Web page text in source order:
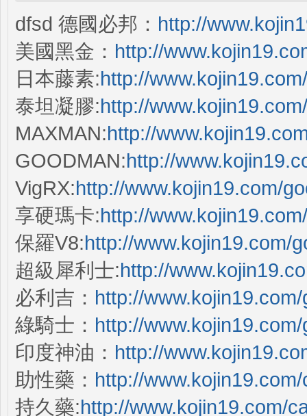
dfsd 德國必邦： http://
美國黑金： http://
日本藤素:http://
泰坦凝膠:http://
MAXMAN:http://
GOODMAN:http://
VigRX:http://www.kojin19.com/
享硬瑪卡:http://
保羅V8:http://www.kojin19.com/
超級犀利士:http://
必利吉： http://
綠騎士： http://
印度神油： http://
助性藥： http://
持久藥:http://www.kojin19.com/